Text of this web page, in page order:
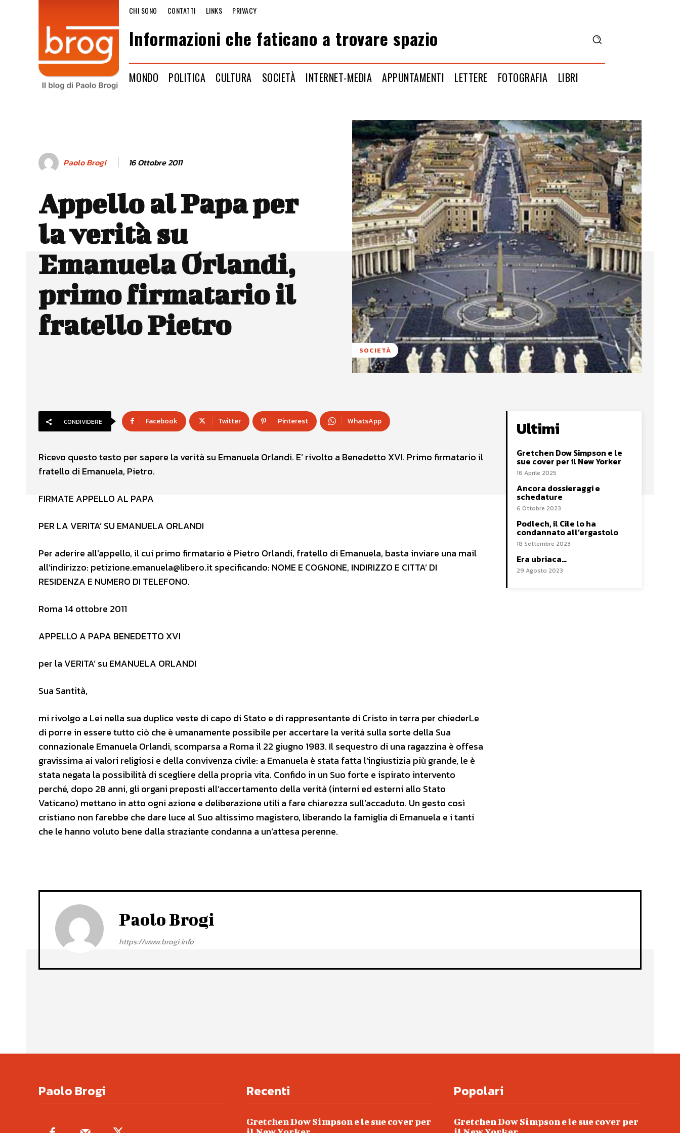
CHI SONO CONTATTI LINKS PRIVACY
Informazioni che faticano a trovare spazio
MONDO POLITICA CULTURA SOCIETÀ INTERNET-MEDIA APPUNTAMENTI LETTERE FOTOGRAFIA LIBRI
Paolo Brogi 16 Ottobre 2011
Appello al Papa per
la verità su
Emanuela Orlandi,
primo firmatario il
fratello Pietro
SOCIETÀ
CONDIVIDERE Facebook Twitter Pinterest WhatsApp
Ricevo questo testo per sapere la verità su Emanuela Orlandi. E’ rivolto a Benedetto XVI. Primo firmatario il
fratello di Emanuela, Pietro.
FIRMATE APPELLO AL PAPA
PER LA VERITA’ SU EMANUELA ORLANDI
Per aderire all’appello, il cui primo firmatario è Pietro Orlandi, fratello di Emanuela, basta inviare una mail
all’indirizzo: petizione.emanuela@libero.it specificando: NOME E COGNONE, INDIRIZZO E CITTA’ DI
RESIDENZA E NUMERO DI TELEFONO.
Roma 14 ottobre 2011
APPELLO A PAPA BENEDETTO XVI
per la VERITA’ su EMANUELA ORLANDI
Sua Santità,
mi rivolgo a Lei nella sua duplice veste di capo di Stato e di rappresentante di Cristo in terra per chiederLe
di porre in essere tutto ciò che è umanamente possibile per accertare la verità sulla sorte della Sua
connazionale Emanuela Orlandi, scomparsa a Roma il 22 giugno 1983. Il sequestro di una ragazzina è offesa
gravissima ai valori religiosi e della convivenza civile: a Emanuela è stata fatta l’ingiustizia più grande, le è
stata negata la possibilità di scegliere della propria vita. Confido in un Suo forte e ispirato intervento
perché, dopo 28 anni, gli organi preposti all’accertamento della verità (interni ed esterni allo Stato
Vaticano) mettano in atto ogni azione e deliberazione utili a fare chiarezza sull’accaduto. Un gesto così
cristiano non farebbe che dare luce al Suo altissimo magistero, liberando la famiglia di Emanuela e i tanti
che le hanno voluto bene dalla straziante condanna a un’attesa perenne.
Ultimi
Gretchen Dow Simpson e le
sue cover per il New Yorker
16 Aprile 2025
Ancora dossieraggi e
schedature
6 Ottobre 2023
Podlech, il Cile lo ha
condannato all’ergastolo
18 Settembre 2023
Era ubriaca…
29 Agosto 2023
Paolo Brogi
https://www.brogi.info
Paolo Brogi Recenti
Gretchen Dow Simpson e le sue cover per
Popolari
Gretchen Dow Simpson e le sue cover per